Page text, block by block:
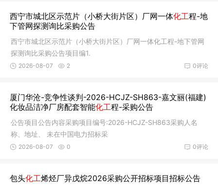
西宁市城北区示范片（小桥大街片区）厂网一体化工程-地
下管网探测询比采购公告
西宁市城北区示范片（小桥大街片区）厂网一体化工程-地下管网
探测询比采购公告项目编1.
0评论
2026-08-07 2
厦门华沧-竞争性谈判-2026-HCJZ-SH863-嘉文丽(福建)
化妆品洁净厂房配套智能化工程-采购公告
公告项目公告内容采购项目编号:2026-HCJZ-SH863采购人名
称、地址、 未在中国电力招标采
0评论
2026-08-07 0
包头化工烯烃厂异戊烷2026采购公开招标项目招标公告